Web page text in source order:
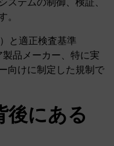
。
と適正検査基準
製品メーカー、特に実
向けに制定した規制で
後にある